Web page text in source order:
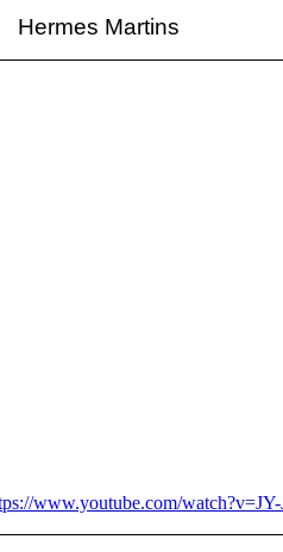
Hermes Martins
www.youtube.com/